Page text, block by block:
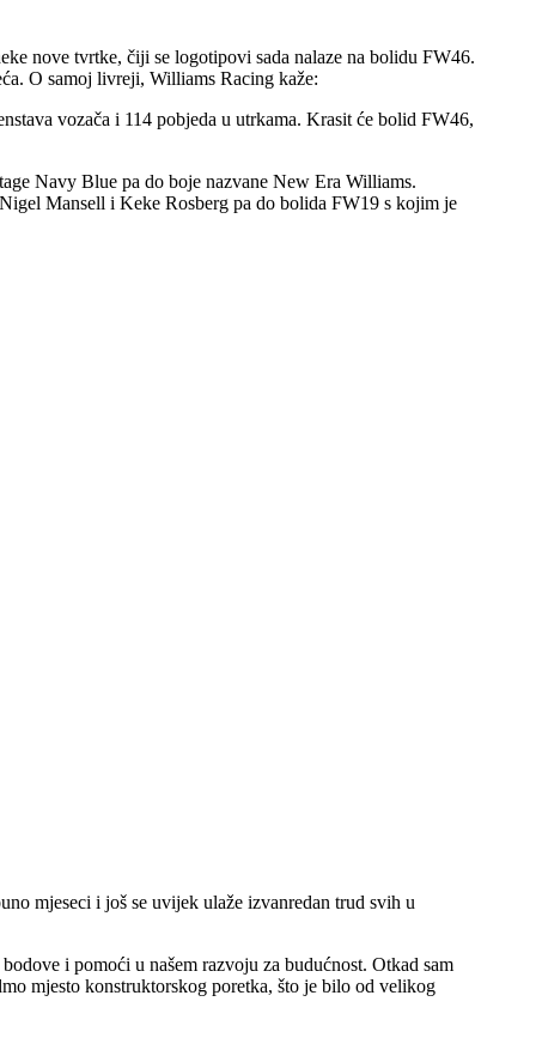
nove tvrtke, čiji se logotipovi sada nalaze na bolidu FW46.
O samoj livreji, Williams Racing kaže:
vozača i 114 pobjeda u utrkama. Krasit će bolid FW46,
Navy Blue pa do boje nazvane New Era Williams.
Mansell i Keke Rosberg pa do bolida FW19 s kojim je
mjeseci i još se uvijek ulaže izvanredan trud svih u
i pomoći u našem razvoju za budućnost. Otkad sam
mjesto konstruktorskog poretka, što je bilo od velikog